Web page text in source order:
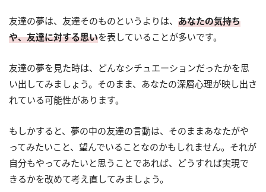
友達の夢は、友達そのものというよりは、 あなたの気持ち
や、友達に対する思いを表していることが多いです。
友達の夢を見た時は、どんなシチュエーションだったかを思
い出してみましょう。そのまま、あなたの深層心理が映し出さ
れている可能性があります。
もしかすると、夢の中の友達の言動は、そのままあなたがや
ってみたいこと、望んでいることなのかもしれません。それが
自分もやってみたいと思うことであれば、どうすれば実現で
きるかを改めて考え直してみましょう。